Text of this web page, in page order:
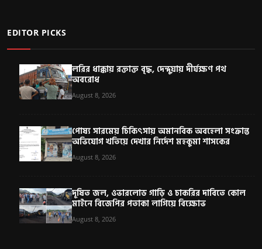
EDITOR PICKS
লরির ধাক্কায় রক্তাক্ত বৃদ্ধ, দেন্দুয়ায় দীর্ঘক্ষণ পথ
অবরোধ
August 8, 2026
পোষ্য সারমেয় চিকিৎসায় অমানবিক অবহেলা সংক্রান্ত
অভিযোগ খতিয়ে দেখার নির্দেশ মহকুমা শাসকের
August 8, 2026
দূষিত জল, ওভারলোড গাড়ি ও চাকরির দাবিতে কোল
মাইনে বিজেপির পতাকা লাগিয়ে বিক্ষোভ
August 8, 2026